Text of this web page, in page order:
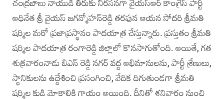
చంద్రబాబు నాయుడి తీరుకు నిరసనగా వైయస్‌ఆర్‌ కాంగ్రెస్‌ పార్టీ
అధినేత శ్రీ వైయస్‌ జగన్మోహన్‌రెడ్డి తరఫున ఆయన సోదరి శ్రీమతి
షర్మిల మరో ప్రజాప్రస్థానం పాదయాత్ర చేస్తున్నారు. ప్రస్తుతం శ్రీమతి
షర్మిల పాదయాత్ర రంగారెడ్డి జిల్లాలో కొనసాగుతోంది. అయితే, గత
శుక్రవారంనాడు బిఎన్‌ రెడ్డి నగర్‌ వద్ద అభిమానులను, పార్టీ శ్రేణులు,
స్థానికులను ఉద్దేశించి ప్రసంగించి, వేదిక దిగుతుండగా శ్రీమతి
షర్మిల కుడి మోకాలికి గాయం అయింది. దీనితో శనివారం నుంచి